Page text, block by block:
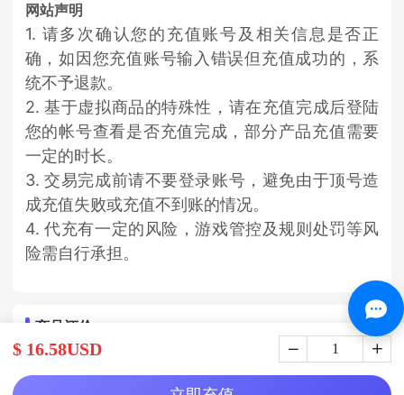
$ 16.58USD
网站声明
1. 请多次确认您的充值账号及相关信息是否正
确，如因您充值账号输入错误但充值成功的，系
统不予退款。
2. 基于虚拟商品的特殊性，请在充值完成后登陆
您的帐号查看是否充值完成，部分产品充值需要
一定的时长。
3. 交易完成前请不要登录账号，避免由于顶号造
成充值失败或充值不到账的情况。
4. 代充有一定的风险，游戏管控及规则处罚等风
险需自行承担。
商品评价